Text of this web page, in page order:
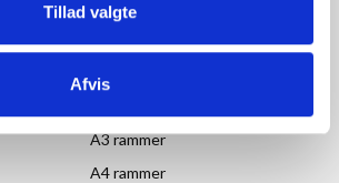
Tillad valgte
Afvis
A3 rammer
A4 rammer